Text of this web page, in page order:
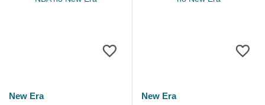
New Era
New Era